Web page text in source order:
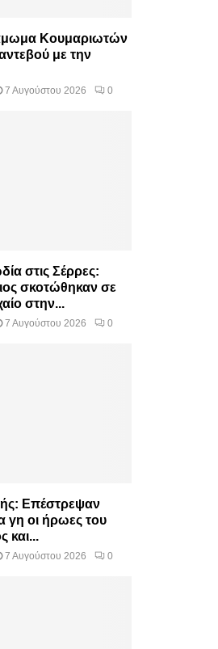
Κουμαριωτών
με την
7 Αυγούστου 2026 0
στις Σέρρες:
σκοτώθηκαν σε
στην...
7 Αυγούστου 2026 0
Επέστρεψαν
γη οι ήρωες του
και...
7 Αυγούστου 2026 0